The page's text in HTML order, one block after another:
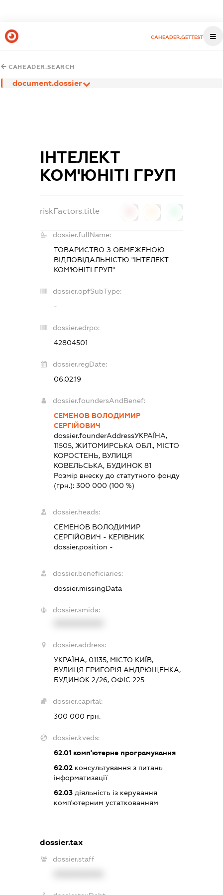
CAHEADER.GETTEST
CAHEADER.SEARCH
document.dossier
ІНТЕЛЕКТ
КОМ'ЮНІТІ ГРУП
riskFactors.title
dossier.fullName:
ТОВАРИСТВО З ОБМЕЖЕНОЮ
ВІДПОВІДАЛЬНІСТЮ "ІНТЕЛЕКТ
КОМ'ЮНІТІ ГРУП"
dossier.opfSubType:
-
dossier.edrpo:
42804501
dossier.regDate:
06.02.19
dossier.foundersAndBenef:
СЕМЕНОВ ВОЛОДИМИР
СЕРГІЙОВИЧ
dossier.founderAddressУКРАЇНА,
11505, ЖИТОМИРСЬКА ОБЛ., МІСТО
КОРОСТЕНЬ, ВУЛИЦЯ
КОВЕЛЬСЬКА, БУДИНОК 81
Розмір внеску до статутного фонду
(грн.):300 000 (100 %)
dossier.heads:
СЕМЕНОВ ВОЛОДИМИР
СЕРГІЙОВИЧ - КЕРІВНИК
dossier.position -
dossier.beneficiaries:
dossier.missingData
dossier.smida:
dossier.address:
УКРАЇНА, 01135, МІСТО КИЇВ,
ВУЛИЦЯ ГРИГОРІЯ АНДРЮЩЕНКА,
БУДИНОК 2/26, ОФІС 225
dossier.capital:
300 000 грн.
dossier.kveds:
62.01 комп'ютерне програмування
62.02 консультування з питань
інформатизації
62.03 діяльність із керування
комп'ютерним устаткованням
dossier.tax
dossier.staff